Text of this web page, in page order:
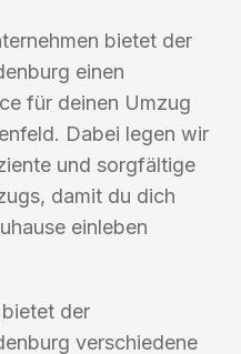
bietet der
einen
für deinen Umzug
Dabei legen wir
und sorgfältige
damit du dich
einleben
der
verschiedene